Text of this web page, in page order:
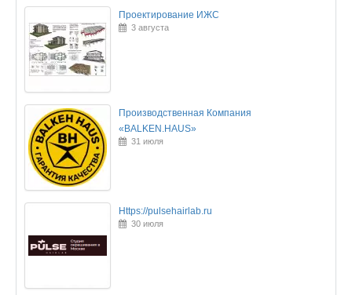
Проектирование ИЖС
3 августа
Производственная Компания
«BALKEN.HAUS»
31 июля
Https://pulsehairlab.ru
30 июля